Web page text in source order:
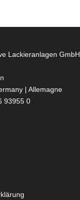
Lackieranlagen GmbH
| Allemagne
93955 0